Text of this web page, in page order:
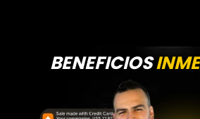
BENEFICIOS